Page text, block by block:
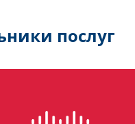
послуг